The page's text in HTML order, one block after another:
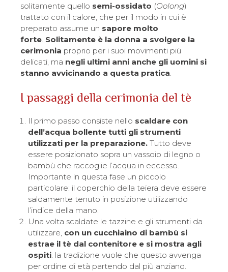
solitamente quello semi-ossidato (Oolong)
trattato con il calore, che per il modo in cui è
preparato assume un sapore molto
forte Solitamente è la donna a svolgere la
cerimonia proprio per i suoi movimenti più
delicati, ma negli ultimi anni anche gli uomini si
stanno avvicinando a questa pratica
I passaggi della cerimonia del tè
Il primo passo consiste nello scaldare con
dell’acqua bollente tutti gli strumenti
utilizzati per la preparazione. Tutto deve
essere posizionato sopra un vassoio di legno o
bambù che raccoglie l’acqua in eccesso.
Importante in questa fase un piccolo
particolare: il coperchio della teiera deve essere
saldamente tenuto in posizione utilizzando
l’indice della mano.
Una volta scaldate le tazzine e gli strumenti da
utilizzare, con un cucchiaino di bambù si
estrae il tè dal contenitore e si mostra agli
ospiti: la tradizione vuole che questo avvenga
per ordine di età partendo dal più anziano.